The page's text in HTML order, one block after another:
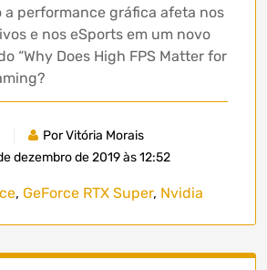
a performance gráfica afeta nos
e nos eSports em um novo
“Why Does High FPS Matter for
Por Vitória Morais
dezembro de 2019 às 12:52
, GeForce RTX Super, Nvidia